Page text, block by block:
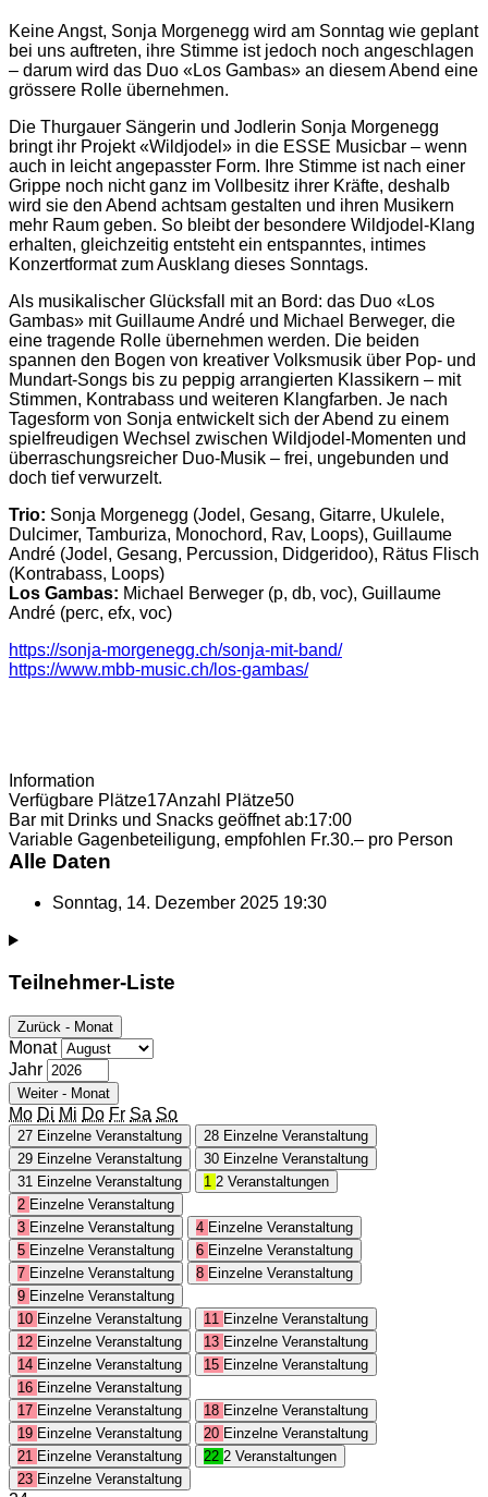
Keine Angst, Sonja Morgenegg wird am Sonntag wie geplant
bei uns auftreten, ihre Stimme ist jedoch noch angeschlagen
– darum wird das Duo «Los Gambas» an diesem Abend eine
grössere Rolle übernehmen.
Die Thurgauer Sängerin und Jodlerin Sonja Morgenegg
bringt ihr Projekt «Wildjodel» in die ESSE Musicbar – wenn
auch in leicht angepasster Form. Ihre Stimme ist nach einer
Grippe noch nicht ganz im Vollbesitz ihrer Kräfte, deshalb
wird sie den Abend achtsam gestalten und ihren Musikern
mehr Raum geben. So bleibt der besondere Wildjodel-Klang
erhalten, gleichzeitig entsteht ein entspanntes, intimes
Konzertformat zum Ausklang dieses Sonntags.
Als musikalischer Glücksfall mit an Bord: das Duo «Los
Gambas» mit Guillaume André und Michael Berweger, die
eine tragende Rolle übernehmen werden. Die beiden
spannen den Bogen von kreativer Volksmusik über Pop- und
Mundart-Songs bis zu peppig arrangierten Klassikern – mit
Stimmen, Kontrabass und weiteren Klangfarben. Je nach
Tagesform von Sonja entwickelt sich der Abend zu einem
spielfreudigen Wechsel zwischen Wildjodel-Momenten und
überraschungsreicher Duo-Musik – frei, ungebunden und
doch tief verwurzelt.
Trio: Sonja Morgenegg (Jodel, Gesang, Gitarre, Ukulele,
Dulcimer, Tamburiza, Monochord, Rav, Loops), Guillaume
André (Jodel, Gesang, Percussion, Didgeridoo), Rätus Flisch
(Kontrabass, Loops)
Los Gambas: Michael Berweger (p, db, voc), Guillaume
André (perc, efx, voc)
https://sonja-morgenegg.ch/sonja-mit-band/
https://www.mbb-music.ch/los-gambas/
Information
Verfügbare Plätze17Anzahl Plätze50
Bar mit Drinks und Snacks geöffnet ab:17:00
Variable Gagenbeteiligung, empfohlen Fr.30.– pro Person
Alle Daten
Sonntag, 14. Dezember 2025 19:30
Teilnehmer-Liste
Zurück - Monat
Monat
Jahr
Weiter - Monat
Mo Di Mi Do Fr Sa So
27 Einzelne Veranstaltung 28 Einzelne Veranstaltung
29 Einzelne Veranstaltung 30 Einzelne Veranstaltung
31 Einzelne Veranstaltung 1 2 Veranstaltungen
2 Einzelne Veranstaltung
3 Einzelne Veranstaltung 4 Einzelne Veranstaltung
5 Einzelne Veranstaltung 6 Einzelne Veranstaltung
7 Einzelne Veranstaltung 8 Einzelne Veranstaltung
9 Einzelne Veranstaltung
10 Einzelne Veranstaltung 11 Einzelne Veranstaltung
12 Einzelne Veranstaltung 13 Einzelne Veranstaltung
14 Einzelne Veranstaltung 15 Einzelne Veranstaltung
16 Einzelne Veranstaltung
17 Einzelne Veranstaltung 18 Einzelne Veranstaltung
19 Einzelne Veranstaltung 20 Einzelne Veranstaltung
21 Einzelne Veranstaltung 22 2 Veranstaltungen
23 Einzelne Veranstaltung